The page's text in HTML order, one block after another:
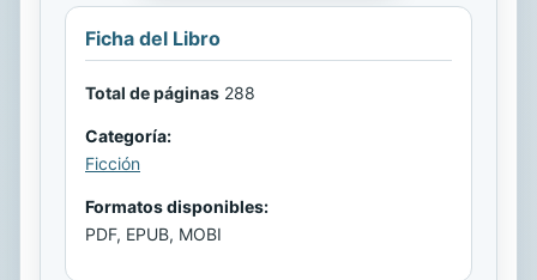
Ficha del Libro
Total de páginas 288
Categoría:
Ficción
Formatos disponibles:
PDF, EPUB, MOBI